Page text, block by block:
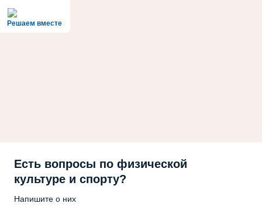
Решаем вместе
Есть вопросы по физической
культуре и спорту?
Напишите о них